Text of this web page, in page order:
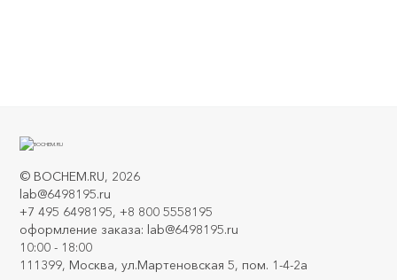
© BOCHEM.RU, 2026
lab@6498195.ru
+7 495 6498195, +8 800 5558195
оформление заказа: lab@6498195.ru
10:00 - 18:00
111399, Москва, ул.Мартеновская 5, пом. 1-4-2а